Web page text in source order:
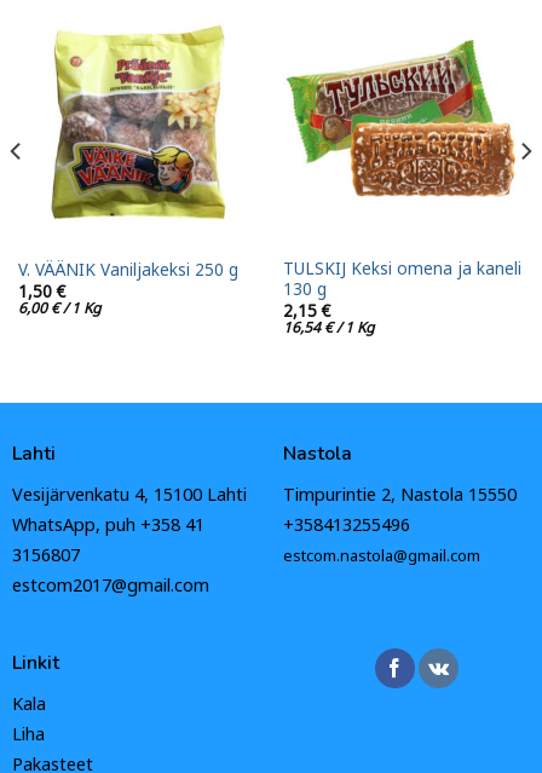
V. VÄÄNIK Vaniljakeksi 250 g
1,50€
6,00€/ 1 Kg
TULSKIJ Keksi omena ja kaneli
130 g
2,15€
16,54€/ 1 Kg
Lahti
Vesijärvenkatu 4, 15100 Lahti
WhatsApp, puh +358 41
3156807
estcom2017@gmail.com
Nastola
Timpurintie 2, Nastola 15550
+358413255496
estcom.nastola@gmail.com
Linkit
Kala
Liha
Pakasteet